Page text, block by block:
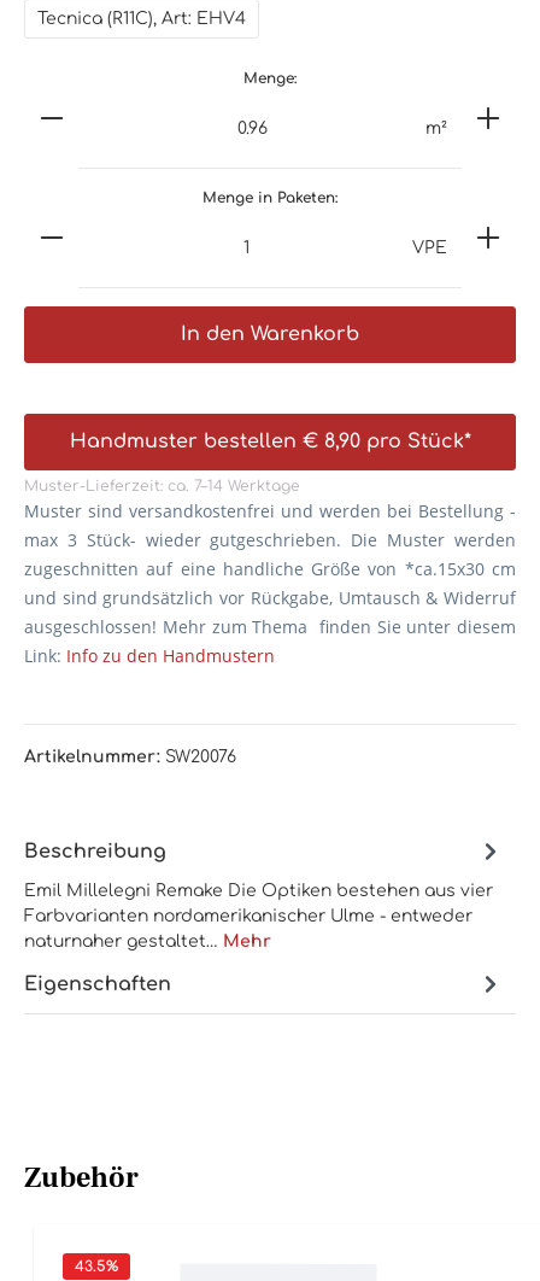
Tecnica (R11C), Art: EHV4
Menge:
m²
Menge in Paketen:
VPE
In den Warenkorb
Handmuster bestellen € 8,90 pro Stück*
Muster-Lieferzeit: ca. 7–14 Werktage
Muster sind versandkostenfrei und werden bei Bestellung -
max 3 Stück- wieder gutgeschrieben. Die Muster werden
zugeschnitten auf eine handliche Größe von *ca.15x30 cm
und sind grundsätzlich vor Rückgabe, Umtausch & Widerruf
ausgeschlossen! Mehr zum Thema finden Sie unter diesem
Link: Info zu den Handmustern
Artikelnummer: SW20076
Beschreibung
Emil Millelegni Remake Die Optiken bestehen aus vier
Farbvarianten nordamerikanischer Ulme - entweder
naturnaher gestaltet… Mehr
Eigenschaften
Zubehör
43.5%